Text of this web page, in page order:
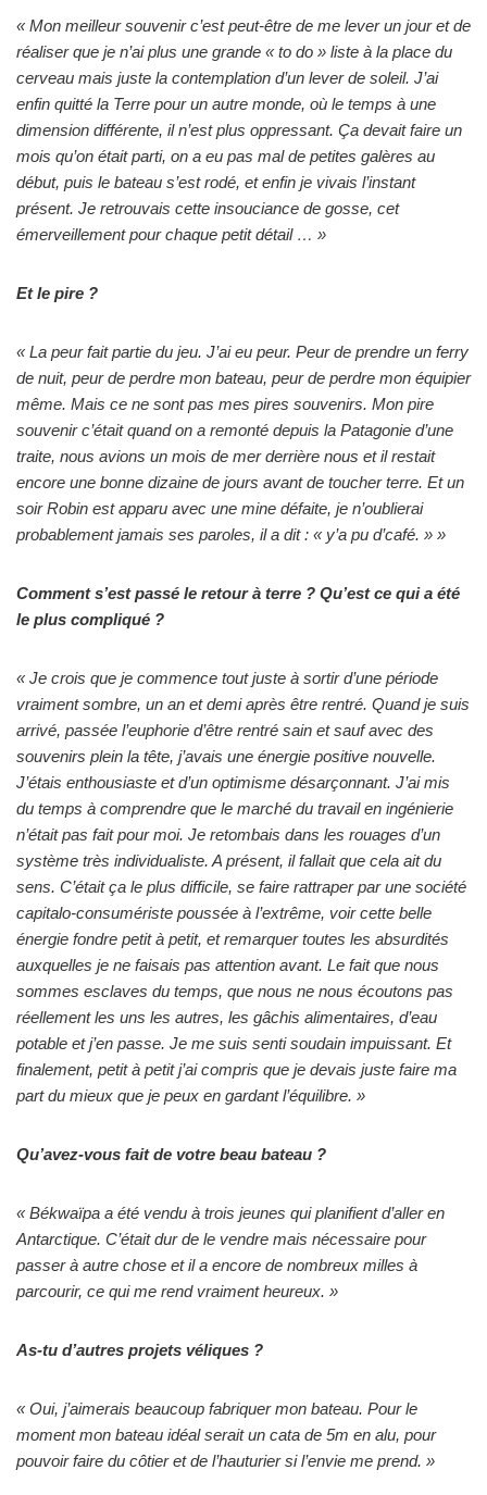
« Mon meilleur souvenir c’est peut-être de me lever un jour et de
réaliser que je n’ai plus une grande « to do » liste à la place du
cerveau mais juste la contemplation d’un lever de soleil. J’ai
enfin quitté la Terre pour un autre monde, où le temps à une
dimension différente, il n’est plus oppressant. Ça devait faire un
mois qu’on était parti, on a eu pas mal de petites galères au
début, puis le bateau s’est rodé, et enfin je vivais l’instant
présent. Je retrouvais cette insouciance de gosse, cet
émerveillement pour chaque petit détail … »
Et le pire ?
« La peur fait partie du jeu. J’ai eu peur. Peur de prendre un ferry
de nuit, peur de perdre mon bateau, peur de perdre mon équipier
même. Mais ce ne sont pas mes pires souvenirs. Mon pire
souvenir c’était quand on a remonté depuis la Patagonie d’une
traite, nous avions un mois de mer derrière nous et il restait
encore une bonne dizaine de jours avant de toucher terre. Et un
soir Robin est apparu avec une mine défaite, je n’oublierai
probablement jamais ses paroles, il a dit : « y’a pu d’café. » »
Comment s’est passé le retour à terre ? Qu’est ce qui a été
le plus compliqué ?
« Je crois que je commence tout juste à sortir d’une période
vraiment sombre, un an et demi après être rentré. Quand je suis
arrivé, passée l’euphorie d’être rentré sain et sauf avec des
souvenirs plein la tête, j’avais une énergie positive nouvelle.
J’étais enthousiaste et d’un optimisme désarçonnant. J’ai mis
du temps à comprendre que le marché du travail en ingénierie
n’était pas fait pour moi. Je retombais dans les rouages d’un
système très individualiste. A présent, il fallait que cela ait du
sens. C’était ça le plus difficile, se faire rattraper par une société
capitalo-consumériste poussée à l’extrême, voir cette belle
énergie fondre petit à petit, et remarquer toutes les absurdités
auxquelles je ne faisais pas attention avant. Le fait que nous
sommes esclaves du temps, que nous ne nous écoutons pas
réellement les uns les autres, les gâchis alimentaires, d’eau
potable et j’en passe. Je me suis senti soudain impuissant. Et
finalement, petit à petit j’ai compris que je devais juste faire ma
part du mieux que je peux en gardant l’équilibre. »
Qu’avez-vous fait de votre beau bateau ?
« Békwaïpa a été vendu à trois jeunes qui planifient d’aller en
Antarctique. C’était dur de le vendre mais nécessaire pour
passer à autre chose et il a encore de nombreux milles à
parcourir, ce qui me rend vraiment heureux. »
As-tu d’autres projets véliques ?
« Oui, j’aimerais beaucoup fabriquer mon bateau. Pour le
moment mon bateau idéal serait un cata de 5m en alu, pour
pouvoir faire du côtier et de l’hauturier si l’envie me prend. »